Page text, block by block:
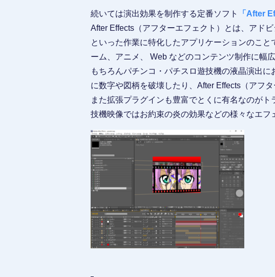
続いては演出効果を制作する定番ソフト 「After
After Effects（アフターエフェクト）とは、アド
といった作業に特化したアプリケーションのこ
ーム、アニメ、 Web などのコンテンツ制作に幅
もちろんパチンコ・パチスロ遊技機の液晶演出
に数字や図柄を破壊したり、After Effects（アフ
また拡張プラグインも豊富でとくに有名なのが
技機映像ではお約束の炎の効果などの様々なエフ